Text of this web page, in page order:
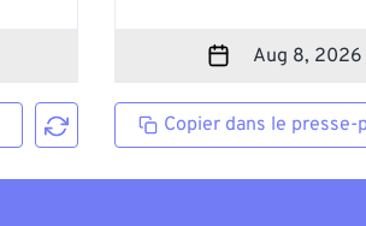
Copier dans le presse-